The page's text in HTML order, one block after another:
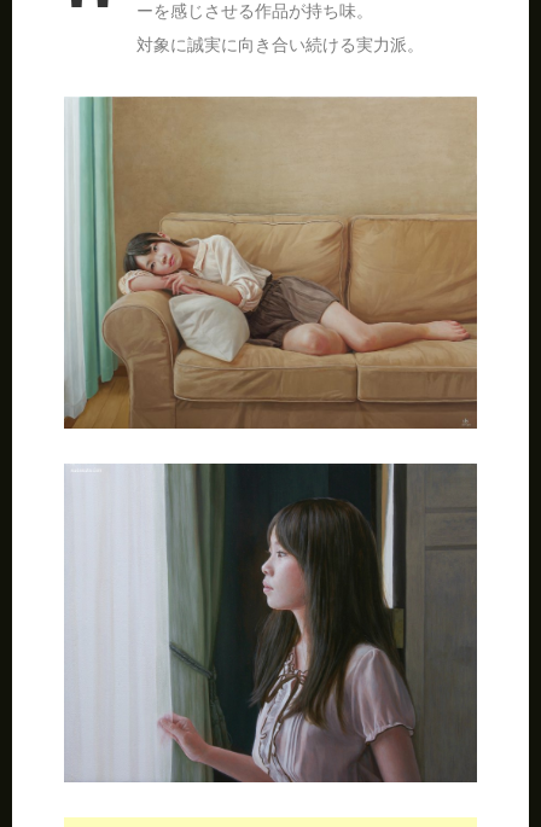
ーを感じさせる作品が持ち味。
対象に誠実に向き合い続ける実力派。